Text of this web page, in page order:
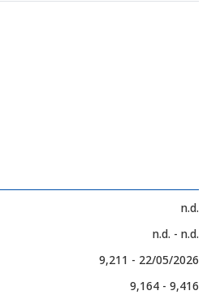
n.d.
n.d. - n.d.
9,211 - 22/05/2026
9,164 - 9,416